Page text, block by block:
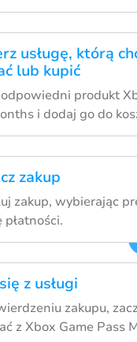
usługę, którą
lub kupić
produkt
i dodaj go do
zakup
zakup, wybierając
płatności.
z usługi
zakupu,
z Xbox Game Pass